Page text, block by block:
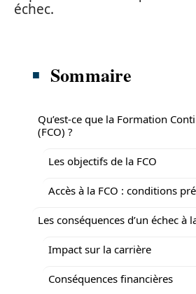
échec.
Sommaire
Qu’est-ce que la Formation
(FCO) ?
Les objectifs de la FCO
Accès à la FCO : conditions
Les conséquences d’un échec à
Impact sur la carrière
Conséquences financières